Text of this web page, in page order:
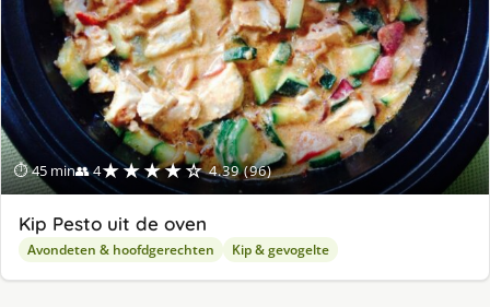
⏱ 45 min👥 4★★★★☆ 4.39 (96)
Kip Pesto uit de oven
Avondeten & hoofdgerechten Kip & gevogelte